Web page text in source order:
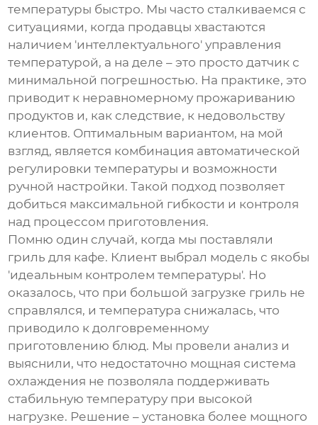
температуры быстро. Мы часто сталкиваемся с
ситуациями, когда продавцы хвастаются
наличием 'интеллектуального' управления
температурой, а на деле – это просто датчик с
минимальной погрешностью. На практике, это
приводит к неравномерному прожариванию
продуктов и, как следствие, к недовольству
клиентов. Оптимальным вариантом, на мой
взгляд, является комбинация автоматической
регулировки температуры и возможности
ручной настройки. Такой подход позволяет
добиться максимальной гибкости и контроля
над процессом приготовления.
Помню один случай, когда мы поставляли
гриль для кафе. Клиент выбрал модель с якобы
'идеальным контролем температуры'. Но
оказалось, что при большой загрузке гриль не
справлялся, и температура снижалась, что
приводило к долговременному
приготовлению блюд. Мы провели анализ и
выяснили, что недостаточно мощная система
охлаждения не позволяла поддерживать
стабильную температуру при высокой
нагрузке. Решение – установка более мощного